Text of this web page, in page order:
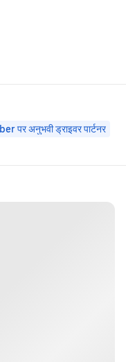
पर अनुभवी ड्राइवर पार्टनर